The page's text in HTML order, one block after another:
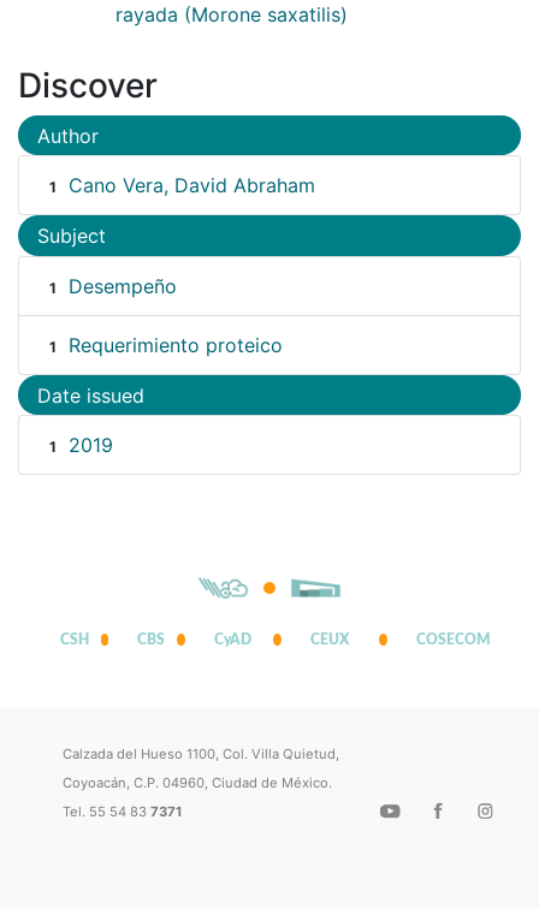
rayada (Morone saxatilis)
Discover
Author
1 Cano Vera, David Abraham
Subject
1 Desempeño
1 Requerimiento proteico
Date issued
1 2019
CSH CBS CyAD CEUX COSECOM
Calzada del Hueso 1100, Col. Villa Quietud,
Coyoacán, C.P. 04960, Ciudad de México.
Tel. 55 54 837371